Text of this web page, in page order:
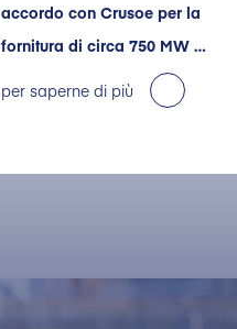
accordo con Crusoe per la
fornitura di circa 750 MW di
energia negli Stati Uniti
destinati a data center
artificiale
per saperne di più